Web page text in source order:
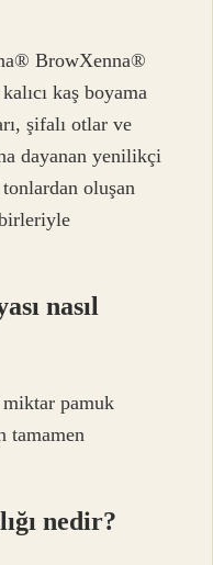
BrowXenna®
kaş boyama
şifalı otlar ve
dayanan yenilikçi
oluşan
nasıl
pamuk
tamamen
nedir?